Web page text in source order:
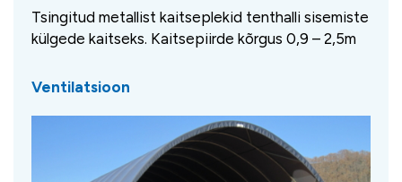
Tsingitud metallist kaitseplekid tenthalli sisemiste
külgede kaitseks. Kaitsepiirde kõrgus 0,9 – 2,5m
Ventilatsioon